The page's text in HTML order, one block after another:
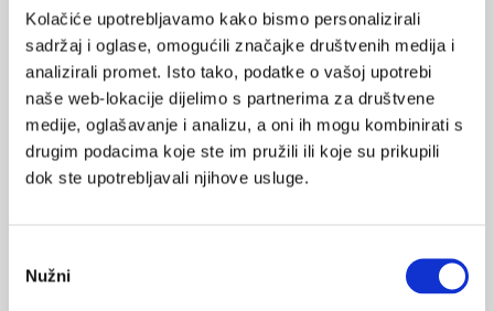
Kolačiće upotrebljavamo kako bismo personalizirali
sadržaj i oglase, omogućili značajke društvenih medija i
analizirali promet. Isto tako, podatke o vašoj upotrebi
naše web-lokacije dijelimo s partnerima za društvene
medije, oglašavanje i analizu, a oni ih mogu kombinirati s
drugim podacima koje ste im pružili ili koje su prikupili
dok ste upotrebljavali njihove usluge.
pristanka
Nužni
zdravlje
Medicus (2/2025)
Muško zdravlje